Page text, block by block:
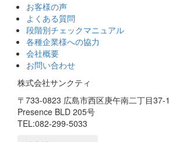
お客様の声
よくある質問
段階別チェックマニュアル
各種企業様への協力
会社概要
お問い合わせ
株式会社サンクティ
〒733-0823 広島市西区庚午南二丁目37‐1
Presence BLD 205号
TEL:082-299-5033